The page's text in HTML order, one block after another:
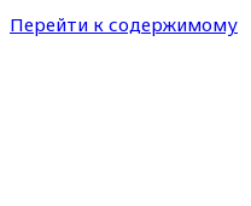
Перейти к содержимому